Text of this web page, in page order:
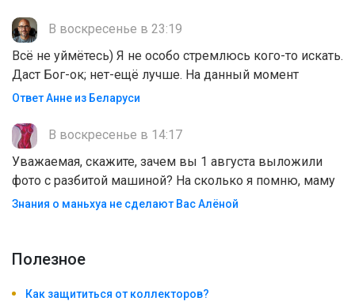
В воскресенье в 23:19
Всё не уймётесь) Я не особо стремлюсь кого-то искать.
Даст Бог-ок; нет-ещё лучше. На данный момент
Ответ Анне из Беларуси
В воскресенье в 14:17
Уважаемая, скажите, зачем вы 1 августа выложили
фото с разбитой машиной? На сколько я помню, маму
Знания о маньхуа не сделают Вас Алëной
Полезноe
Как защититься от коллекторов?